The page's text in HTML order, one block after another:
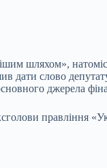
шляхом»,
дати слово
джерела
правління